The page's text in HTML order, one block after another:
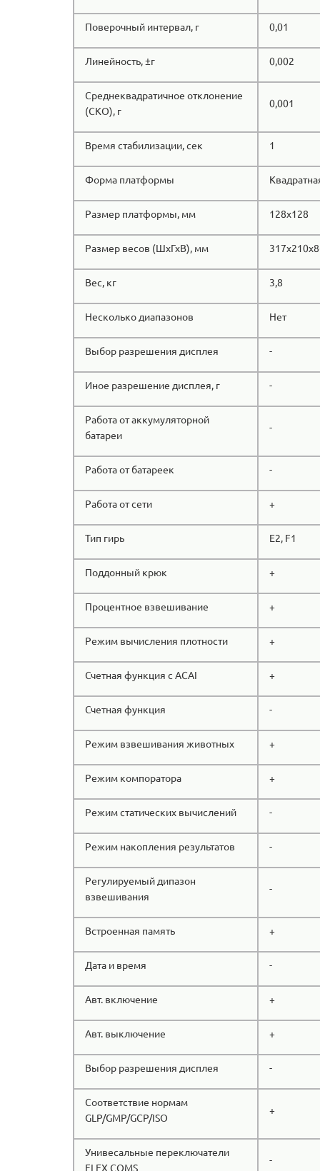
Поверочный интервал, г 0,01
Линейность, ±г 0,002
Среднеквадратичное отклонение
(СКО), г
0,001
Время стабилизации, сек 1
Форма платформы
Размер платформы, мм 128х128
Размер весов (ШхГхВ), мм
Вес, кг 3,8
Несколько диапазонов Нет
Выбор разрешения дисплея -
Иное разрешение дисплея, г -
Работа от аккумуляторной
батареи
-
Работа от батареек -
Работа от сети +
Тип гирь E2, F1
Поддонный крюк +
Процентное взвешивание +
Режим вычисления плотности +
Счетная функция с ACAI +
Счетная функция -
Режим взвешивания животных +
Режим компоратора +
Режим статических вычислений -
Режим накопления результатов -
Регулируемый дипазон
взвешивания
-
Встроенная память +
Дата и время -
Авт. включение +
Авт. выключение +
Выбор разрешения дисплея -
Соответствие нормам
GLP/GMP/GCP/ISO
+
Унивесальные переключатели
FLEX COMS
-